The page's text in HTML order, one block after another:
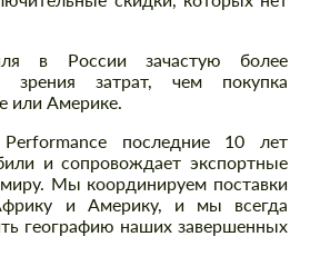
в России зачастую более
затрат, чем покупка
или Америке.
последние 10 лет
и сопровождает экспортные
Мы координируем поставки
и Америку, и мы всегда
географию наших завершенных